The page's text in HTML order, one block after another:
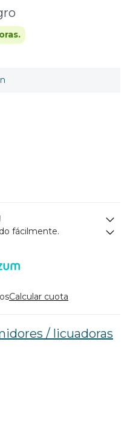
fácilmente.
Calcular cuota
/ licuadoras